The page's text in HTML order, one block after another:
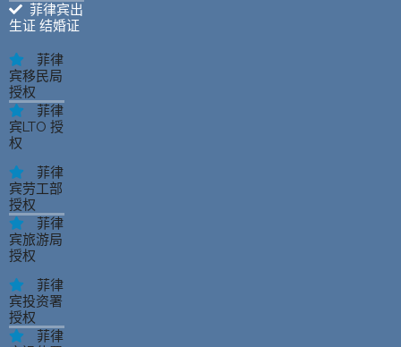
菲律宾出
生证 结婚证
菲律
宾移民局
授权
菲律
宾LTO 授
权
菲律
宾劳工部
授权
菲律
宾旅游局
授权
菲律
宾投资署
授权
菲律